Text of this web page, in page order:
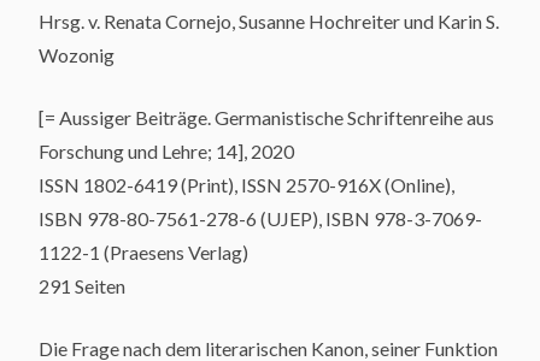
Hrsg. v. Renata Cornejo, Susanne Hochreiter und Karin S.
Wozonig
[= Aussiger Beiträge. Germanistische Schriftenreihe aus
Forschung und Lehre; 14], 2020
ISSN 1802-6419 (Print), ISSN 2570-916X (Online),
ISBN 978-80-7561-278-6 (UJEP), ISBN 978-3-7069-
1122-1 (Praesens Verlag)
291 Seiten
Die Frage nach dem literarischen Kanon, seiner Funktion